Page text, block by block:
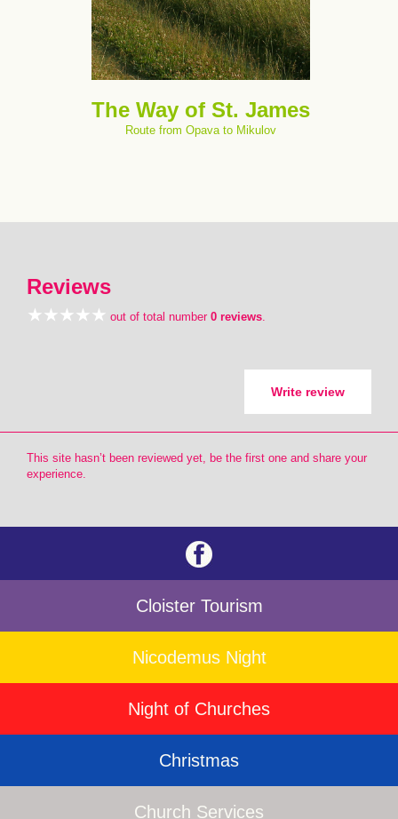
The Way of St. James
Route from Opava to Mikulov
Reviews
out of total number 0 reviews.
Write review
This site hasn’t been reviewed yet, be the first one and share your
experience.
Cloister Tourism
Nicodemus Night
Night of Churches
Christmas
Church Services